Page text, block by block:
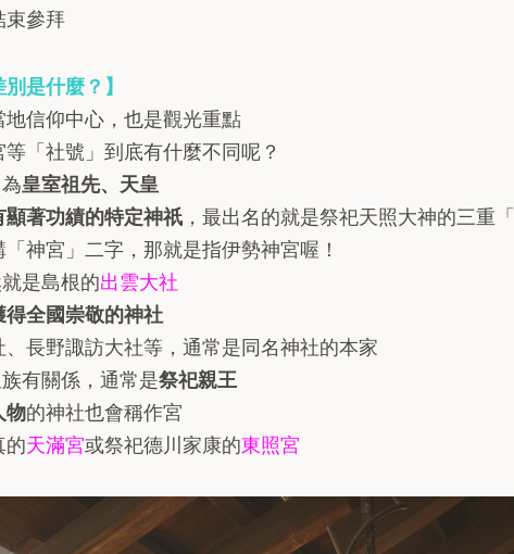
束參拜
是什麼？】
地信仰中心，也是觀光重點
「社號」到底有什麼不同呢？
皇室祖先、天皇
顯著功績的特定神祇 ，最出名的就是祭祀天照大神的三重「
神宮」二字，那就是指伊勢神宮喔！
就是島根的出雲大社
得全國崇敬的神社
、長野諏訪大社等，通常是同名神社的本家
族有關係，通常是祭祀親王
物的神社也會稱作宮
的天滿宮或祭祀德川家康的東照宮